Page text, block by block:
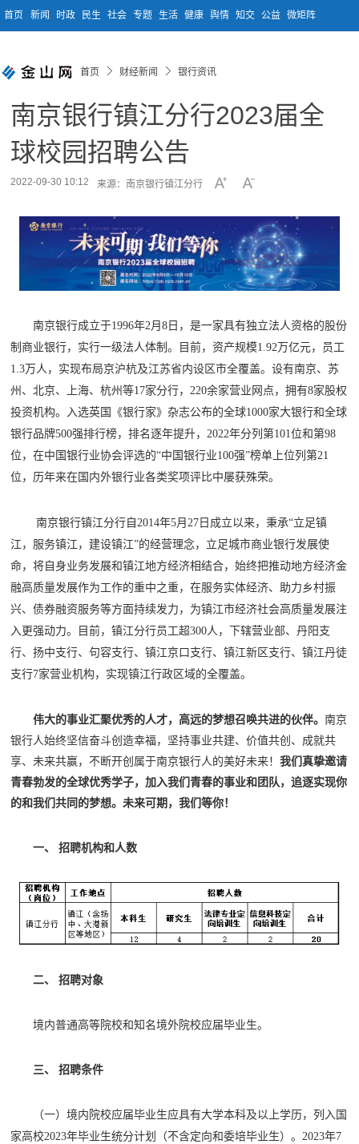
首页 新闻 时政 民生 社会 专题 生活 健康 舆情 知交 公益 微矩阵
首页 财经新闻 银行资讯
南京银行镇江分行2023届全
球校园招聘公告
2022-09-30 10:12 来源：南京银行镇江分行
南京银行成立于1996年2月8日，是一家具有独立法人资格的股份
制商业银行，实行一级法人体制。目前，资产规模1.92万亿元，员工
1.3万人，实现布局京沪杭及江苏省内设区市全覆盖。设有南京、苏
州、北京、上海、杭州等17家分行，220余家营业网点，拥有8家股权
投资机构。入选英国《银行家》杂志公布的全球1000家大银行和全球
银行品牌500强排行榜，排名逐年提升，2022年分列第101位和第98
位，在中国银行业协会评选的“中国银行业100强”榜单上位列第21
位，历年来在国内外银行业各类奖项评比中屡获殊荣。
南京银行镇江分行自2014年5月27日成立以来，秉承“立足镇
江，服务镇江，建设镇江”的经营理念，立足城市商业银行发展使
命，将自身业务发展和镇江地方经济相结合，始终把推动地方经济金
融高质量发展作为工作的重中之重，在服务实体经济、助力乡村振
兴、债券融资服务等方面持续发力，为镇江市经济社会高质量发展注
入更强动力。目前，镇江分行员工超300人，下辖营业部、丹阳支
行、扬中支行、句容支行、镇江京口支行、镇江新区支行、镇江丹徒
支行7家营业机构，实现镇江行政区域的全覆盖。
伟大的事业汇聚优秀的人才，高远的梦想召唤共进的伙伴。南京
银行人始终坚信奋斗创造幸福，坚持事业共建、价值共创、成就共
享、未来共赢，不断开创属于南京银行人的美好未来！我们真挚邀请
青春勃发的全球优秀学子，加入我们青春的事业和团队，追逐实现你
的和我们共同的梦想。未来可期，我们等你！
一、 招聘机构和人数
二、 招聘对象
境内普通高等院校和知名境外院校应届毕业生。
三、 招聘条件
（一）境内院校应届毕业生应具有大学本科及以上学历，列入国
家高校2023年毕业生统分计划（不含定向和委培毕业生）。2023年7